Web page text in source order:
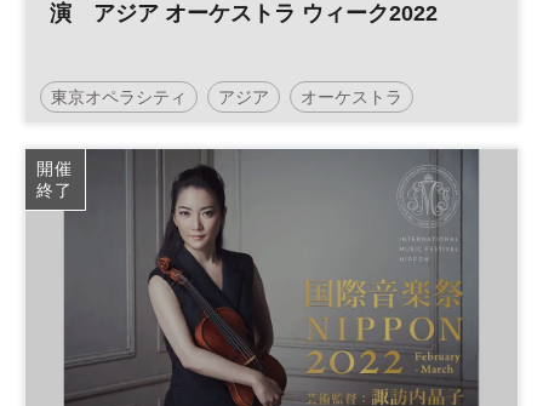
演 アジア オーケストラ ウィーク2022
東京オペラシティ アジア オーケストラ
開催
終了